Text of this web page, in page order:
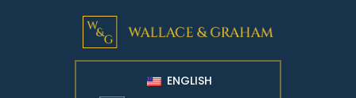
ENGLISH